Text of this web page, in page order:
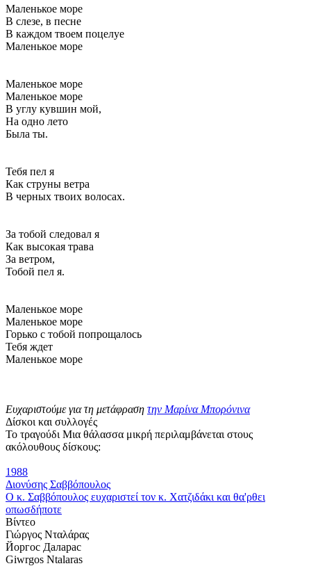
Маленькое море
В слезе, в песне
В каждом твоем поцелуе
Маленькое море
Маленькое море
Маленькое море
В углу кувшин мой,
На одно лето
Была ты.
Тебя пел я
Как струны ветра
В черных твоих волосах.
За тобой следовал я
Как высокая трава
За ветром,
Тобой пел я.
Маленькое море
Маленькое море
Горько с тобой попрощалось
Тебя ждет
Маленькое море
Ευχαριστούμε για τη μετάφραση την Μαρίνα Μπορόνινα
Δίσκοι και συλλογές
Το τραγούδι Μια θάλασσα μικρή περιλαμβάνεται στους
ακόλουθους δίσκους:
1988
Διονύσης Σαββόπουλος
Ο κ. Σαββόπουλος ευχαριστεί τον κ. Χατζιδάκι και θα'ρθει
οπωσδήποτε
Βίντεο
Γιώργος Νταλάρας
Йоргос Даларас
Giwrgos Ntalaras